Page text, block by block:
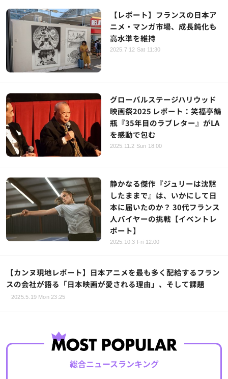
【レポート】フランスの日本ア
ニメ・マンガ市場、成長鈍化も
高水準を維持
2025.7.12 Sat 11:30
グローバルステージハリウッド
映画祭2025 レポート：笑福亭鶴
瓶『35年目のラブレター』がLA
を感動で包む
2025.11.2 Sun 18:00
静かなる傑作『ジュリーは沈黙
したままで』は、いかにして日
本に届いたのか？ 30代フランス
人バイヤーの挑戦【イベントレ
ポート】
2025.10.3 Fri 12:00
【カンヌ現地レポート】日本アニメを最も多く配給するフラン
スの会社が語る「日本映画が愛される理由」、そして課題
2025.5.19 Mon 23:25
総合ニュースランキング